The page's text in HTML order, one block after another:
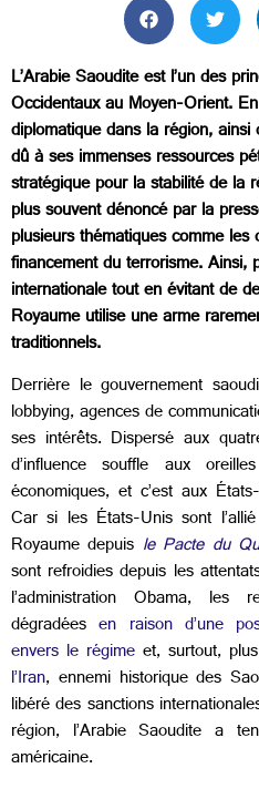
L’Arabie Saoudite est l’un des
Occidentaux au Moyen-Orient.
diplomatique dans la région,
dû à ses immenses ressources
stratégique pour la stabilité de la
plus souvent dénoncé par la
plusieurs thématiques comme
financement du terrorisme. Ainsi,
internationale tout en évitant de
Royaume utilise une arme
traditionnels.
Derrière le gouvernement
lobbying, agences de
ses intérêts. Dispersé aux
d’influence souffle aux
économiques, et c’est aux
Car si les États-Unis sont
Royaume depuis le Pacte du
sont refroidies depuis les
l’administration Obama, les
dégradéesen raison d’une
envers le régime et, surtout,
l’Iran, ennemi historique des
libéré des sanctions
région, l’Arabie Saoudite a
américaine.